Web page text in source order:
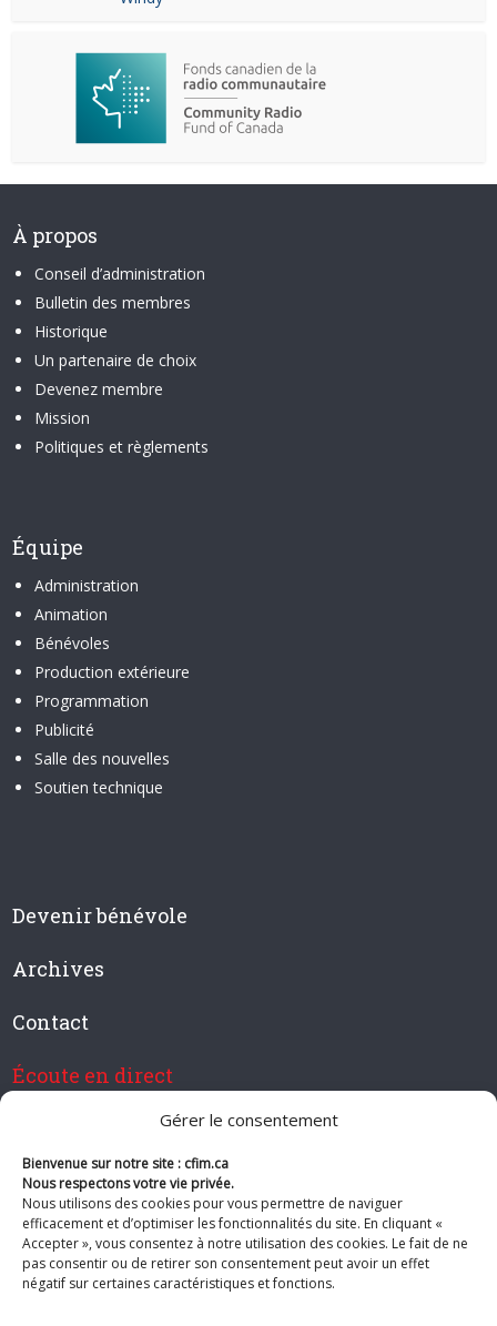
Gérer le consentement
Bienvenue sur notre site : cfim.ca
Nous respectons votre vie privée.
Nous utilisons des cookies pour vous permettre de naviguer
efficacement et d’optimiser les fonctionnalités du site. En cliquant «
Accepter », vous consentez à notre utilisation des cookies. Le fait de ne
pas consentir ou de retirer son consentement peut avoir un effet
négatif sur certaines caractéristiques et fonctions.
À propos
Conseil d’administration
Bulletin des membres
Historique
Un partenaire de choix
Devenez membre
Mission
Politiques et règlements
Équipe
Administration
Animation
Bénévoles
Production extérieure
Programmation
Publicité
Salle des nouvelles
Soutien technique
Devenir bénévole
Archives
Contact
Écoute en direct
Devenir membre de CFIM
Suivez-nous